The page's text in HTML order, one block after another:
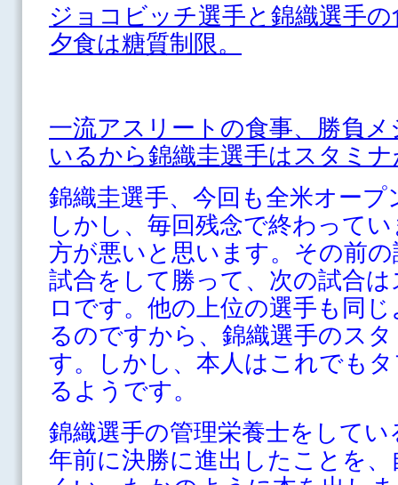
ジョコビッチ選手と錦織選手
夕食は糖質制限。
一流アスリートの食事、勝負
いるから錦織圭選手はスタミ
錦織圭選手、今回も全米オー
しかし、毎回残念で終わって
方が悪いと思います。その前
試合をして勝って、次の試合
ロです。他の上位の選手も同
るのですから、錦織選手のス
す。しかし、本人はこれでも
るようです。
錦織選手の管理栄養士をして
年前に決勝に進出したことを